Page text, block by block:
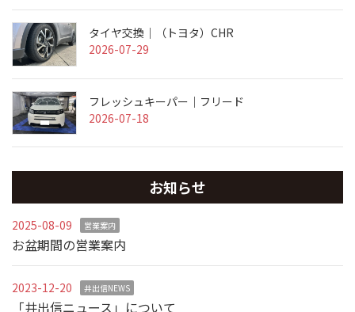
タイヤ交換｜（トヨタ）CHR
2026-07-29
フレッシュキーパー｜フリード
2026-07-18
お知らせ
2025-08-09 営業案内
お盆期間の営業案内
2023-12-20 井出信NEWS
「井出信ニュース」について